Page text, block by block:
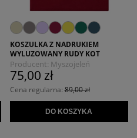
KOSZULKA Z NADRUKIEM
WYLUZOWANY RUDY KOT
Producent: Myszojeleń
75,00 zł
Cena regularna:89,00 zł
DO KOSZYKA